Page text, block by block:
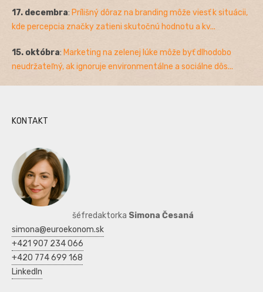
17. decembra: Prílišný dôraz na branding môže viesť k situácii,
kde percepcia značky zatieni skutočnú hodnotu a kv...
15. októbra: Marketing na zelenej lúke môže byť dlhodobo
neudržateľný, ak ignoruje environmentálne a sociálne dôs...
KONTAKT
šéfredaktorka Simona Česaná
simona@euroekonom.sk
+421 907 234 066
+420 774 699 168
LinkedIn